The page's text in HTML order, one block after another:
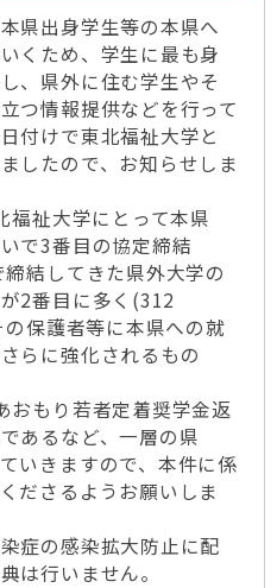
県出身学生等の本県へ
くため、学生に最も身
、県外に住む学生やそ
つ情報提供などを行って
付けで東北福祉大学と
したので、お知らせしま
祉大学にとって本県
で3番目の協定締結
結してきた県外大学の
2番目に多く(312
保護者等に本県への就
らに強化されるもの
おもり若者定着奨学金返
あるなど、一層の県
いきますので、本件に係
ださるようお願いしま
症の感染拡大防止に配
は行いません。